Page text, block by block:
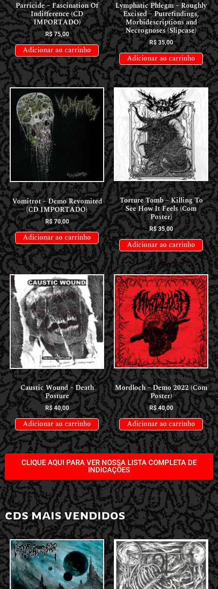
Parricide – Fascination Of
Indifference (CD
IMPORTADO)
R$75,00
Adicionar ao carrinho
Lymphatic Phlegm – Roughly
Excised – Putrefindings,
Morbidescriptions and
Necrognoses (Slipcase)
R$35,00
Adicionar ao carrinho
CDS INTERNACIONAIS
Vomitrot – Demo Revomited
(CD IMPORTADO)
R$70,00
Adicionar ao carrinho
CDS NACIONAIS
Torture Tomb – Killing To
See How It Feels (Com
Poster)
R$35,00
Adicionar ao carrinho
CDS NACIONAIS
Caustic Wound – Death
Posture
R$40,00
Adicionar ao carrinho
CDS NACIONAIS
Mordloch – Demo 2022 (Com
Poster)
R$40,00
Adicionar ao carrinho
CLIQUE AQUI PARA VER NOSSA LISTA COMPLETA DE
INDICAÇÕES
CDS MAIS VENDIDOS